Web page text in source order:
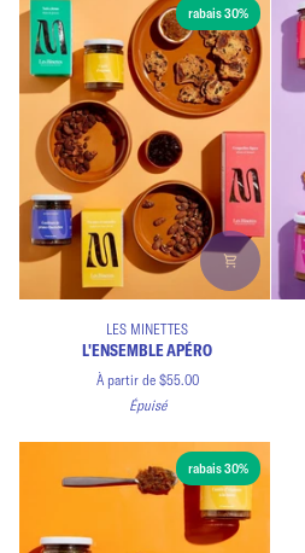
rabais 30%
LES MINETTES
L'ENSEMBLE APÉRO
À partir de $55.00
Épuisé
rabais 30%